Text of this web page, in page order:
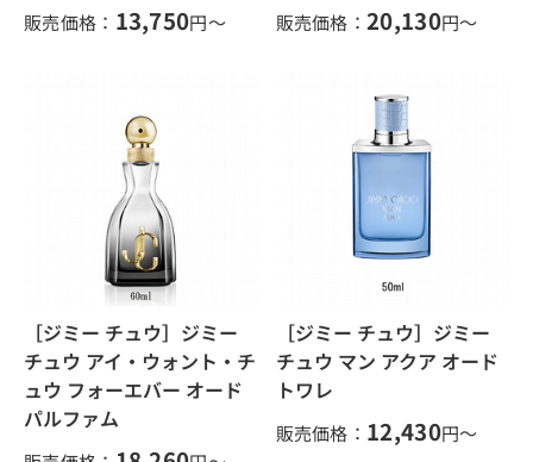
販売価格： 13,750円～ 販売価格： 20,130円～
［ジミー チュウ］ジミー
チュウ アイ・ウォント・チ
ュウ フォーエバー オード
パルファム
［ジミー チュウ］ジミー
チュウ マン アクア オード
トワレ
販売価格： 12,430円～